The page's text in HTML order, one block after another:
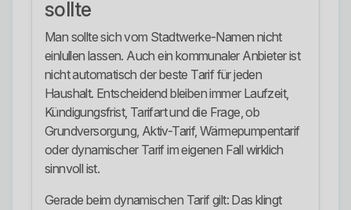
sollte
Man sollte sich vom Stadtwerke-Namen nicht
einlullen lassen. Auch ein kommunaler Anbieter ist
nicht automatisch der beste Tarif für jeden
Haushalt. Entscheidend bleiben immer Laufzeit,
Kündigungsfrist, Tarifart und die Frage, ob
Grundversorgung, Aktiv-Tarif, Wärmepumpentarif
oder dynamischer Tarif im eigenen Fall wirklich
sinnvoll ist.
Gerade beim dynamischen Tarif gilt: Das klingt